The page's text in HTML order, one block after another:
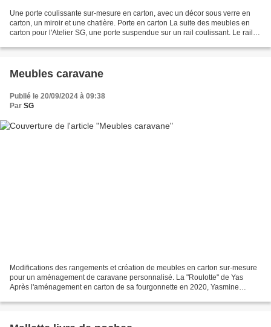
Une porte coulissante sur-mesure en carton, avec un décor sous verre en
carton, un miroir et une chatière. Porte en carton La suite des meubles en
carton pour l'Atelier SG, une porte suspendue sur un rail coulissant. Le rail
Meubles caravane
Publié le 20/09/2024 à 09:38
Par SG
Modifications des rangements et création de meubles en carton sur-mesure
pour un aménagement de caravane personnalisé. La "Roulotte" de Yas
Après l'aménagement en carton de sa fourgonnette en 2020, Yasmine